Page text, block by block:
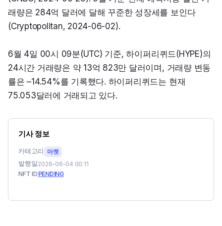
래량은 284억 달러에 달해 꾸준한 성장세를 보인다
(Cryptopolitan, 2024-06-02).
6월 4일 00시 09분(UTC) 기준, 하이퍼리퀴드(HYPE)의
24시간 거래량은 약 13억 823만 달러이며, 거래량 변동
률은 –14.54%를 기록했다. 하이퍼리퀴드는 현재
75.053달러에 거래되고 있다.
기사 정보
카테고리 마켓
발행일 2026-06-04 00:11
NFT ID PENDING